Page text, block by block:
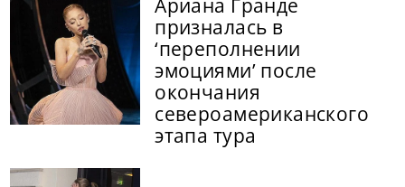
Ариана Гранде
призналась в
‘переполнении
эмоциями’ после
окончания
североамериканского
этапа тура